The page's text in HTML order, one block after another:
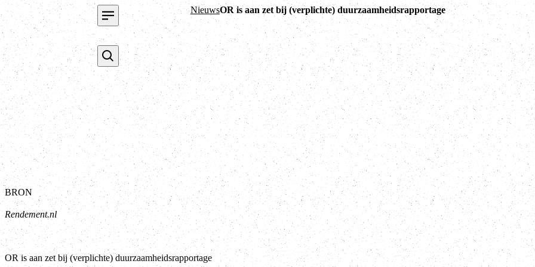
NieuwsOR is aan zet bij (verplichte) duurzaamheidsrapportage
BRON
Rendement.nl
OR is aan zet bij (verplichte) duurzaamheidsrapportage